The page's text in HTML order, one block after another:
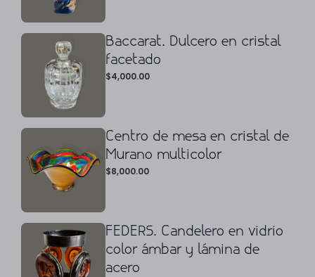
Baccarat. Dulcero en cristal
facetado
$4,000.00
Centro de mesa en cristal de
Murano multicolor
$8,000.00
FEDERS. Candelero en vidrio
color ámbar y lámina de
acero